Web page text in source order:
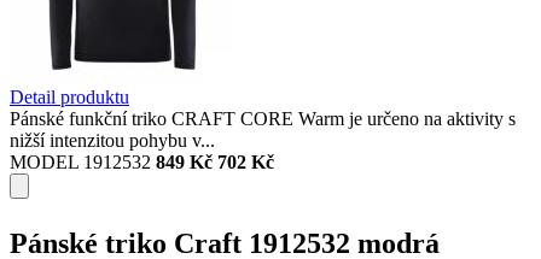
Detail produktu
Pánské funkční triko CRAFT CORE Warm je určeno na aktivity s
nižší intenzitou pohybu v...
MODEL 1912532 849 Kč 702 Kč
Pánské triko Craft 1912532 modrá